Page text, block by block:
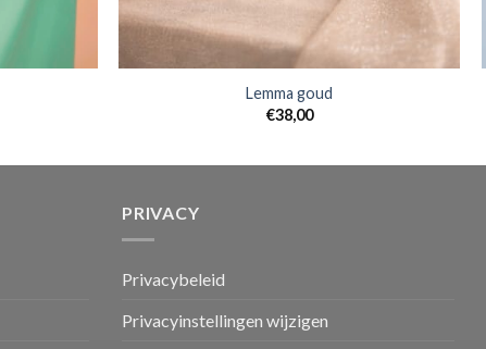
Lemma goud
€38,00
PRIVACY
Privacybeleid
Privacyinstellingen wijzigen